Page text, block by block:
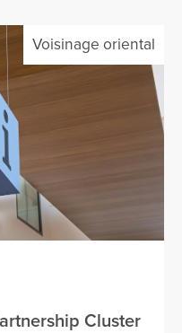
Voisinage oriental
Cluster